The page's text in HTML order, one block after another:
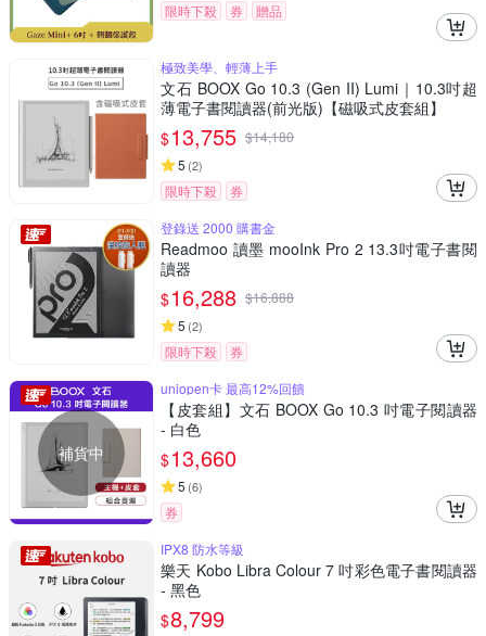
限時下殺 券 贈品
極致美學、輕薄上手
文石 BOOX Go 10.3 (Gen II) Lumi｜10.3吋超
薄電子書閱讀器(前光版)【磁吸式皮套組】
$13,755 $14,180
5 (2)
限時下殺
券
登錄送 2000 購書金
Readmoo 讀墨 mooInk Pro 2 13.3吋電子書閱
讀器
$16,288 $16,888
5 (2)
限時下殺 券
補貨中
uniopen卡 最高12%回饋
【皮套組】文石 BOOX Go 10.3 吋電子閱讀器
- 白色
$13,660
5 (6)
券
IPX8 防水等級
樂天 Kobo Libra Colour 7 吋彩色電子書閱讀器
- 黑色
$8,799